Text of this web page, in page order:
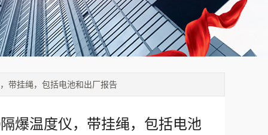
带挂绳，包括电池和出厂报告
爆温度仪，带挂绳，包括电池